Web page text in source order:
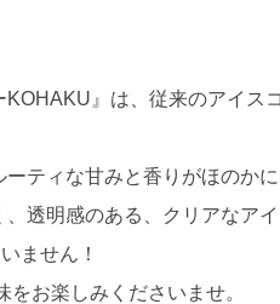
KOHAKU』は、従来のアイ
ティな甘みと香りがほのかに
透明感のある、クリアなア
ません！
お楽しみくださいませ。